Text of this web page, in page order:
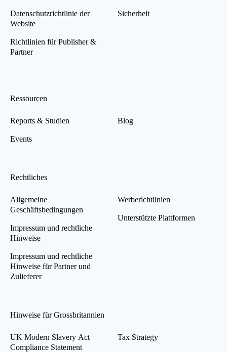
Datenschutzrichtlinie der
Website
Richtlinien für Publisher &
Partner
Sicherheit
Ressourcen
Reports & Studien
Events
Blog
Rechtliches
Allgemeine
Geschäftsbedingungen
Impressum und rechtliche
Hinweise
Impressum und rechtliche
Hinweise für Partner und
Zulieferer
Werberichtlinien
Unterstützte Plattformen
Hinweise für Grossbritannien
UK Modern Slavery Act
Compliance Statement
Tax Strategy